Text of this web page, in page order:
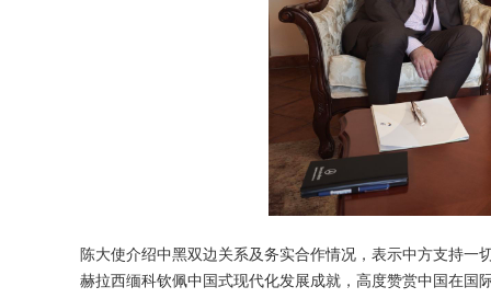
陈大使介绍中黑双边关系及务实合作情况，表示中方支持
赫拉西缅科钦佩中国式现代化发展成就，高度赞赏中国在国